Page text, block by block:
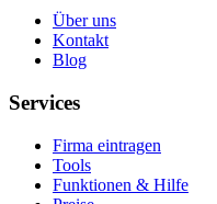
Über uns
Kontakt
Blog
Services
Firma eintragen
Tools
Funktionen & Hilfe